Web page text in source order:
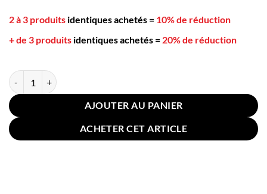
2 à 3 produits identiques achetés = 10% de réduction
+ de 3 produits identiques achetés = 20% de réduction
quantité de Taie Oreiller Lin Coton Vert 40x40cm
AJOUTER AU PANIER
ACHETER CET ARTICLE